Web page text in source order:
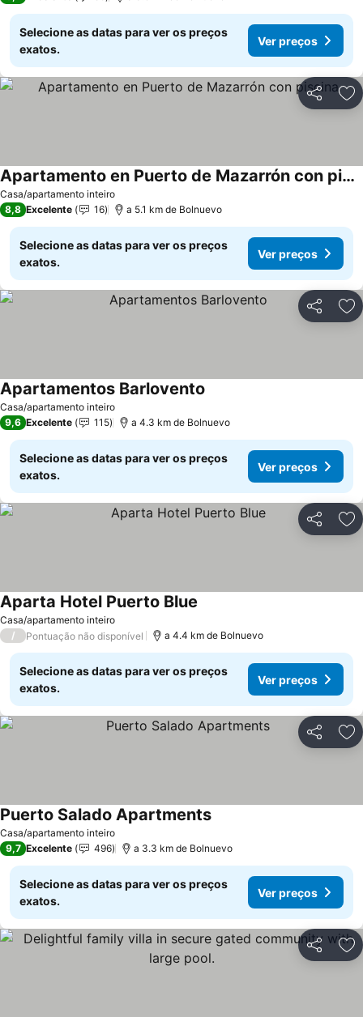
Selecione as datas para ver os preços
exatos.
Ver preços
Partilhar
Casa/apartamento inteiro
Apartamento en Puerto de Mazarrón con piscina
8,8 Excelente 16 a 5.1 km de Bolnuevo
Selecione as datas para ver os preços
exatos.
Ver preços
Partilhar
Casa/apartamento inteiro
Apartamentos Barlovento
9,6 Excelente 115 a 4.3 km de Bolnuevo
Selecione as datas para ver os preços
exatos.
Ver preços
Partilhar
Casa/apartamento inteiro
Aparta Hotel Puerto Blue
/ Pontuação não disponível a 4.4 km de Bolnuevo
Selecione as datas para ver os preços
exatos.
Ver preços
Partilhar
Casa/apartamento inteiro
Puerto Salado Apartments
9,7 Excelente 496 a 3.3 km de Bolnuevo
Selecione as datas para ver os preços
exatos.
Ver preços
Partilhar